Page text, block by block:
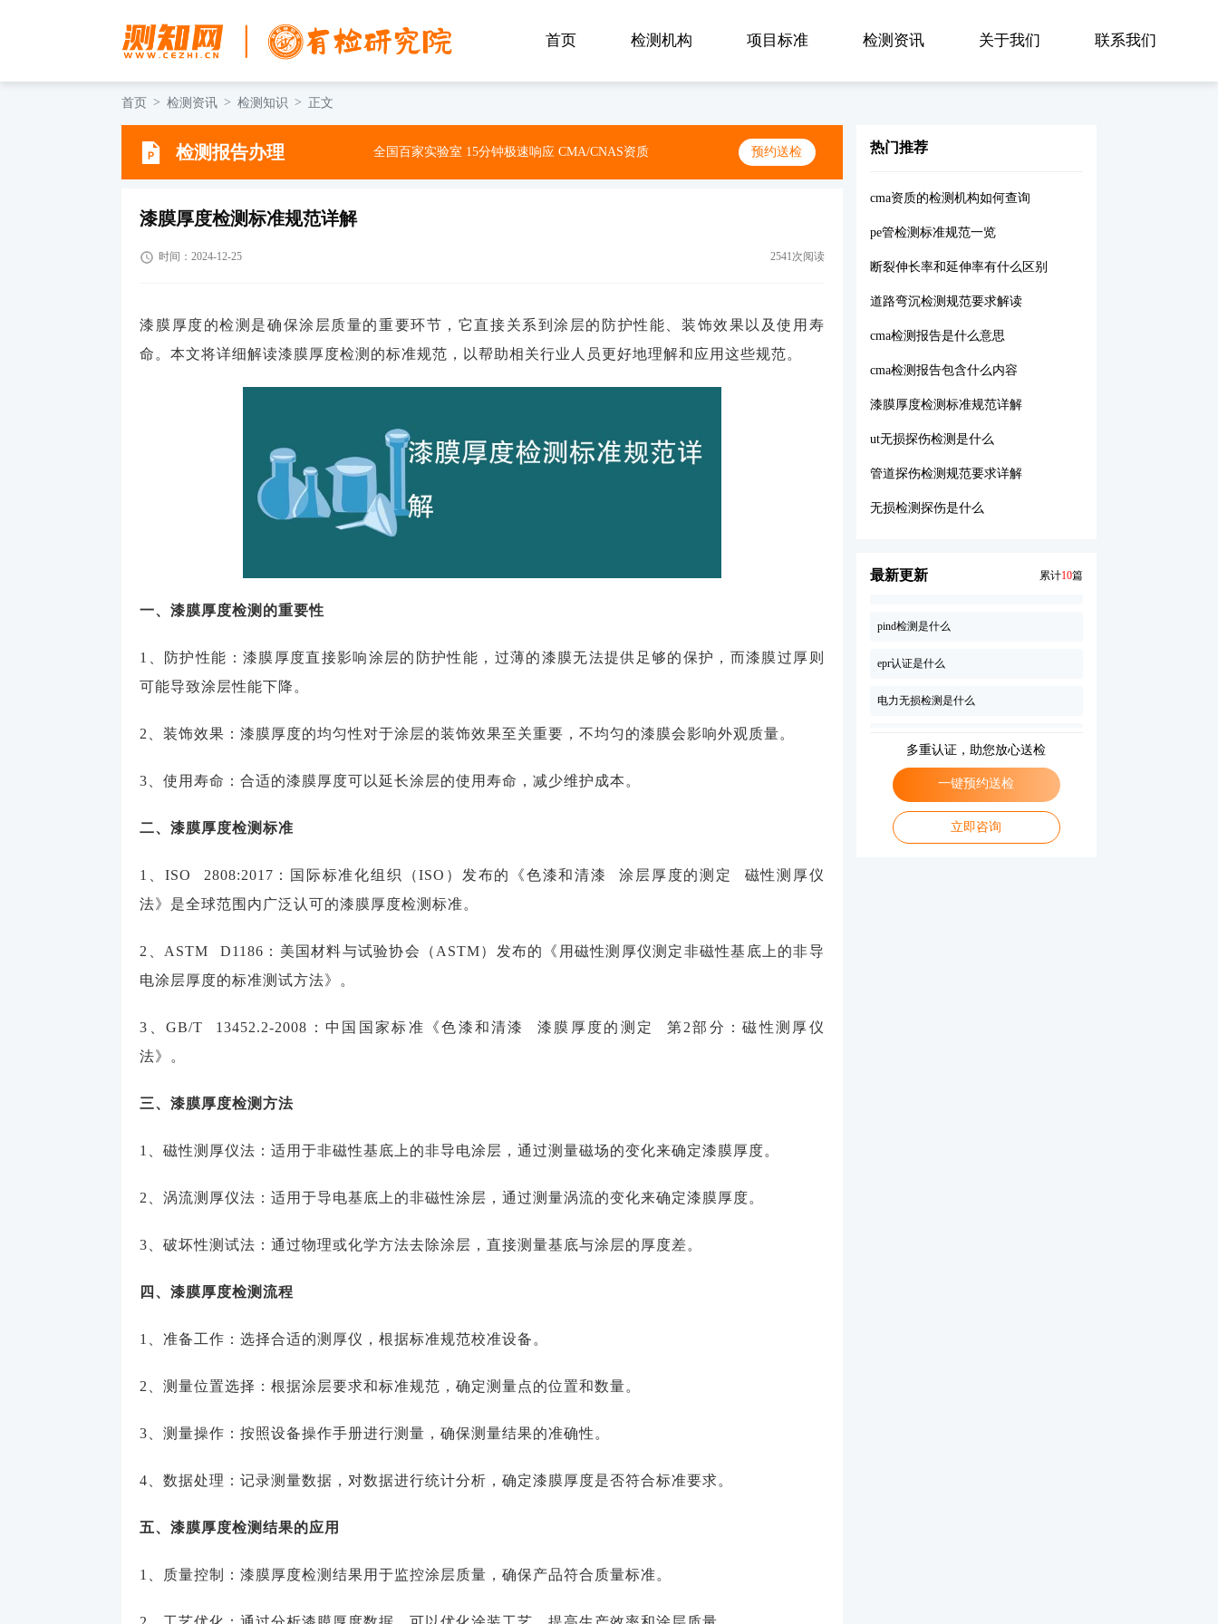
首页 检测机构 项目标准 检测资讯 关于我们 联系我们
首页 检测资讯 检测知识 正文
检测报告办理 全国百家实验室 15分钟极速响应 CMA/CNAS资质 预约送检
漆膜厚度检测标准规范详解
时间：2024-12-25 2541次阅读
漆膜厚度的检测是确保涂层质量的重要环节，它直接关系到涂层的防护性能、装饰效果以及使用寿
命。本文将详细解读漆膜厚度检测的标准规范，以帮助相关行业人员更好地理解和应用这些规范。
一、漆膜厚度检测的重要性
1、防护性能：漆膜厚度直接影响涂层的防护性能，过薄的漆膜无法提供足够的保护，而漆膜过厚则
可能导致涂层性能下降。
2、装饰效果：漆膜厚度的均匀性对于涂层的装饰效果至关重要，不均匀的漆膜会影响外观质量。
3、使用寿命：合适的漆膜厚度可以延长涂层的使用寿命，减少维护成本。
二、漆膜厚度检测标准
1、ISO 2808:2017：国际标准化组织（ISO）发布的《色漆和清漆 涂层厚度的测定 磁性测厚仪
法》是全球范围内广泛认可的漆膜厚度检测标准。
2、ASTM D1186：美国材料与试验协会（ASTM）发布的《用磁性测厚仪测定非磁性基底上的非导
电涂层厚度的标准测试方法》。
3、GB/T 13452.2-2008：中国国家标准《色漆和清漆 漆膜厚度的测定 第2部分：磁性测厚仪
法》。
三、漆膜厚度检测方法
1、磁性测厚仪法：适用于非磁性基底上的非导电涂层，通过测量磁场的变化来确定漆膜厚度。
2、涡流测厚仪法：适用于导电基底上的非磁性涂层，通过测量涡流的变化来确定漆膜厚度。
3、破坏性测试法：通过物理或化学方法去除涂层，直接测量基底与涂层的厚度差。
四、漆膜厚度检测流程
1、准备工作：选择合适的测厚仪，根据标准规范校准设备。
2、测量位置选择：根据涂层要求和标准规范，确定测量点的位置和数量。
3、测量操作：按照设备操作手册进行测量，确保测量结果的准确性。
4、数据处理：记录测量数据，对数据进行统计分析，确定漆膜厚度是否符合标准要求。
五、漆膜厚度检测结果的应用
1、质量控制：漆膜厚度检测结果用于监控涂层质量，确保产品符合质量标准。
热门推荐
cma资质的检测机构如何查询
pe管检测标准规范一览
断裂伸长率和延伸率有什么区别
道路弯沉检测规范要求解读
cma检测报告是什么意思
cma检测报告包含什么内容
漆膜厚度检测标准规范详解
ut无损探伤检测是什么
管道探伤检测规范要求详解
无损检测探伤是什么
最新更新 累计10篇
建筑主体结构验收规范是什么
无损检测探伤是什么
漆膜厚度检测标准规范详解
无损探伤检测规范标准
二级粉煤灰检测标准规范要求有哪些内容
建筑主体结构验收规范是什么
无损检测探伤是什么
多重认证，助您放心送检
一键预约送检
立即咨询